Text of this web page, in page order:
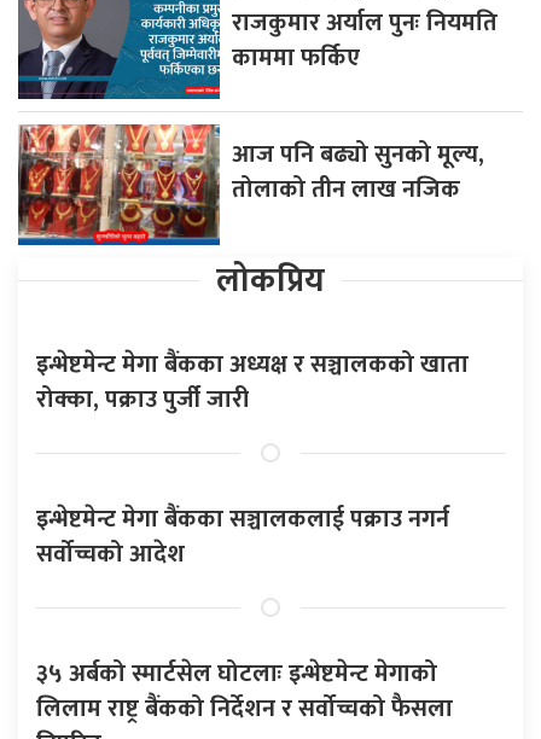
राजकुमार अर्याल पुनः नियमति
काममा फर्किए
आज पनि बढ्यो सुनको मूल्य,
तोलाको तीन लाख नजिक
लोकप्रिय
इन्भेष्टमेन्ट मेगा बैंकका अध्यक्ष र सञ्चालकको खाता
रोक्का, पक्राउ पुर्जी जारी
इन्भेष्टमेन्ट मेगा बैंकका सञ्चालकलाई पक्राउ नगर्न
सर्वोच्चको आदेश
३५ अर्बको स्मार्टसेल घोटलाः इन्भेष्टमेन्ट मेगाको
लिलाम राष्ट्र बैंकको निर्देशन र सर्वोच्चको फैसला